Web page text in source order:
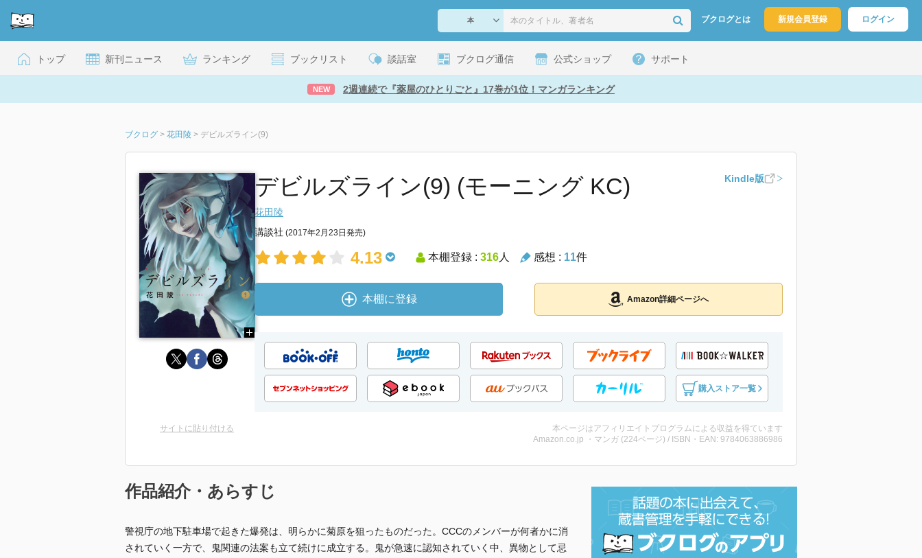
ブクログとは 新規会員登録 ログイン
トップ 新刊ニュース ランキング ブックリスト 談話室 ブクログ通信 公式ショップ サポート
NEW 2週連続で『薬屋のひとりごと』17巻が1位！マンガランキング
ブクログ > 花田陵 > デビルズライン(9)
デビルズライン(9) (モーニング KC) Kindle版
花田陵
講談社 (2017年2月23日発売)
4.13 本棚登録 : 316人 感想 : 11件
本棚に登録 Amazon詳細ページへ
購入ストア一覧
サイトに貼り付ける
本ページはアフィリエイトプログラムによる収益を得ています
Amazon.co.jp ・マンガ (224ページ) / ISBN・EAN: 9784063886986
作品紹介・あらすじ
警視庁の地下駐車場で起きた爆発は、明らかに菊原を狙ったものだった。CCCのメンバーが何者かに消
されていく一方で、鬼関連の法案も立て続けに成立する。鬼が急速に認知されていく中、異物として忌